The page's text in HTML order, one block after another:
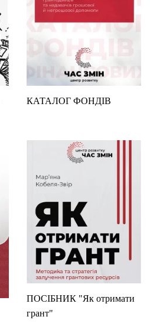
КАТАЛОГ ФОНДІВ
ПОСІБНИК "Як отримати
грант"